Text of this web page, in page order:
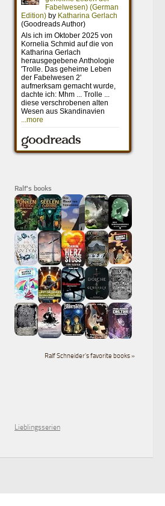
Pitch Black – Planet der
Finsternis
2. APRIL 2016
Ralf's books
Ralf Schneider's favorite books »
Lieblingsserien